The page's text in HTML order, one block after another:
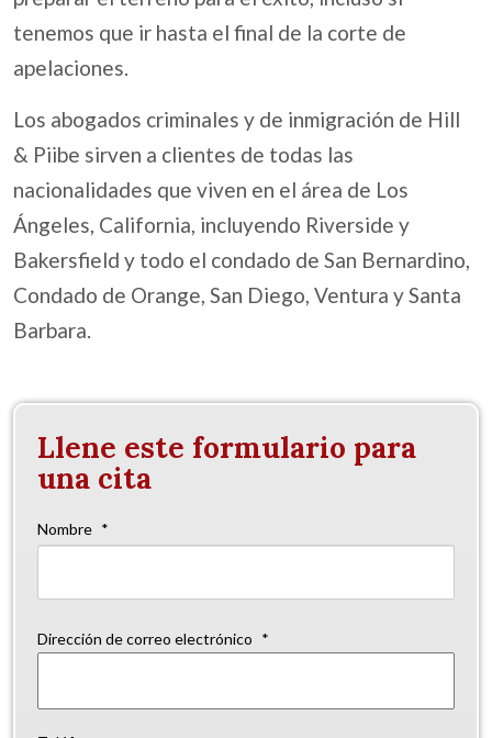
tenemos que ir hasta el final de la corte de
apelaciones.
Los abogados criminales y de inmigración de Hill
& Piibe sirven a clientes de todas las
nacionalidades que viven en el área de Los
Ángeles, California, incluyendo Riverside y
Bakersfield y todo el condado de San Bernardino,
Condado de Orange, San Diego, Ventura y Santa
Barbara.
Llene este formulario para
una cita
Nombre *
Dirección de correo electrónico *